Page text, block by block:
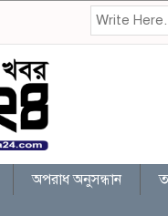
অপরাধ অনুসন্ধান